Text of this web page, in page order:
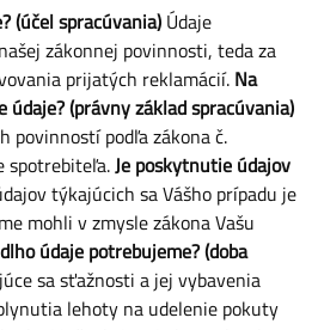
(účel spracúvania) Údaje
zákonnej povinnosti, teda za
prijatých reklamácií. Na
údaje? (právny základ spracúvania)
povinností podľa zákona č.
spotrebiteľa.Je poskytnutie údajov
týkajúcich sa Vášho prípadu je
mohli v zmysle zákona Vašu
údaje potrebujeme? (doba
sa sťažnosti a jej vybavenia
lehoty na udelenie pokuty